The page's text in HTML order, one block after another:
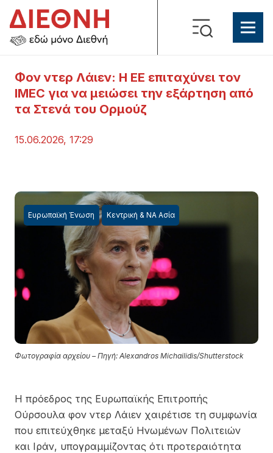
Φον ντερ Λάιεν: Η ΕΕ επιταχύνει τον
IMEC για να μειώσει την εξάρτηση από
τα Στενά του Ορμούζ
15.06.2026, 17:29
Φωτογραφία αρχείου – Πηγή: Alexandros Michailidis/Shutterstock
Ευρωπαϊκή Ένωση Κεντρική & ΝΑ Ασία
Η πρόεδρος της Ευρωπαϊκής Επιτροπής
Ούρσουλα φον ντερ Λάιεν χαιρέτισε τη συμφωνία
που επιτεύχθηκε μεταξύ Ηνωμένων Πολιτειών
και Ιράν, υπογραμμίζοντας ότι προτεραιότητα